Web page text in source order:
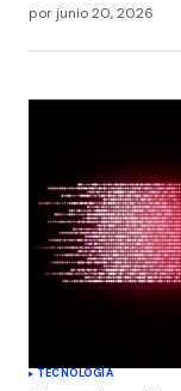
por junio 20, 2026
TECNOLOGÍA